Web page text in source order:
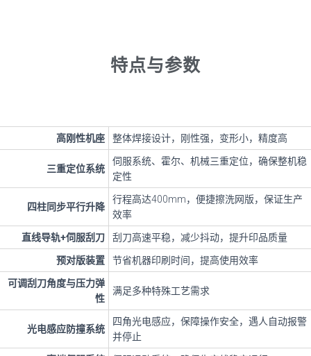
特点与参数
高刚性机座 整体焊接设计，刚性强，变形小，精度高
三重定位系统
伺服系统、霍尔、机械三重定位，确保整机稳
定性
四柱同步平行升降
行程高达400mm，便捷擦洗网版，保证生产
效率
直线导轨+伺服刮刀 刮刀高速平稳，减少抖动，提升印品质量
预对版装置 节省机器印刷时间，提高使用效率
可调刮刀角度与压力弹
性
满足多种特殊工艺需求
光电感应防撞系统
四角光电感应，保障操作安全，遇人自动报警
并停止